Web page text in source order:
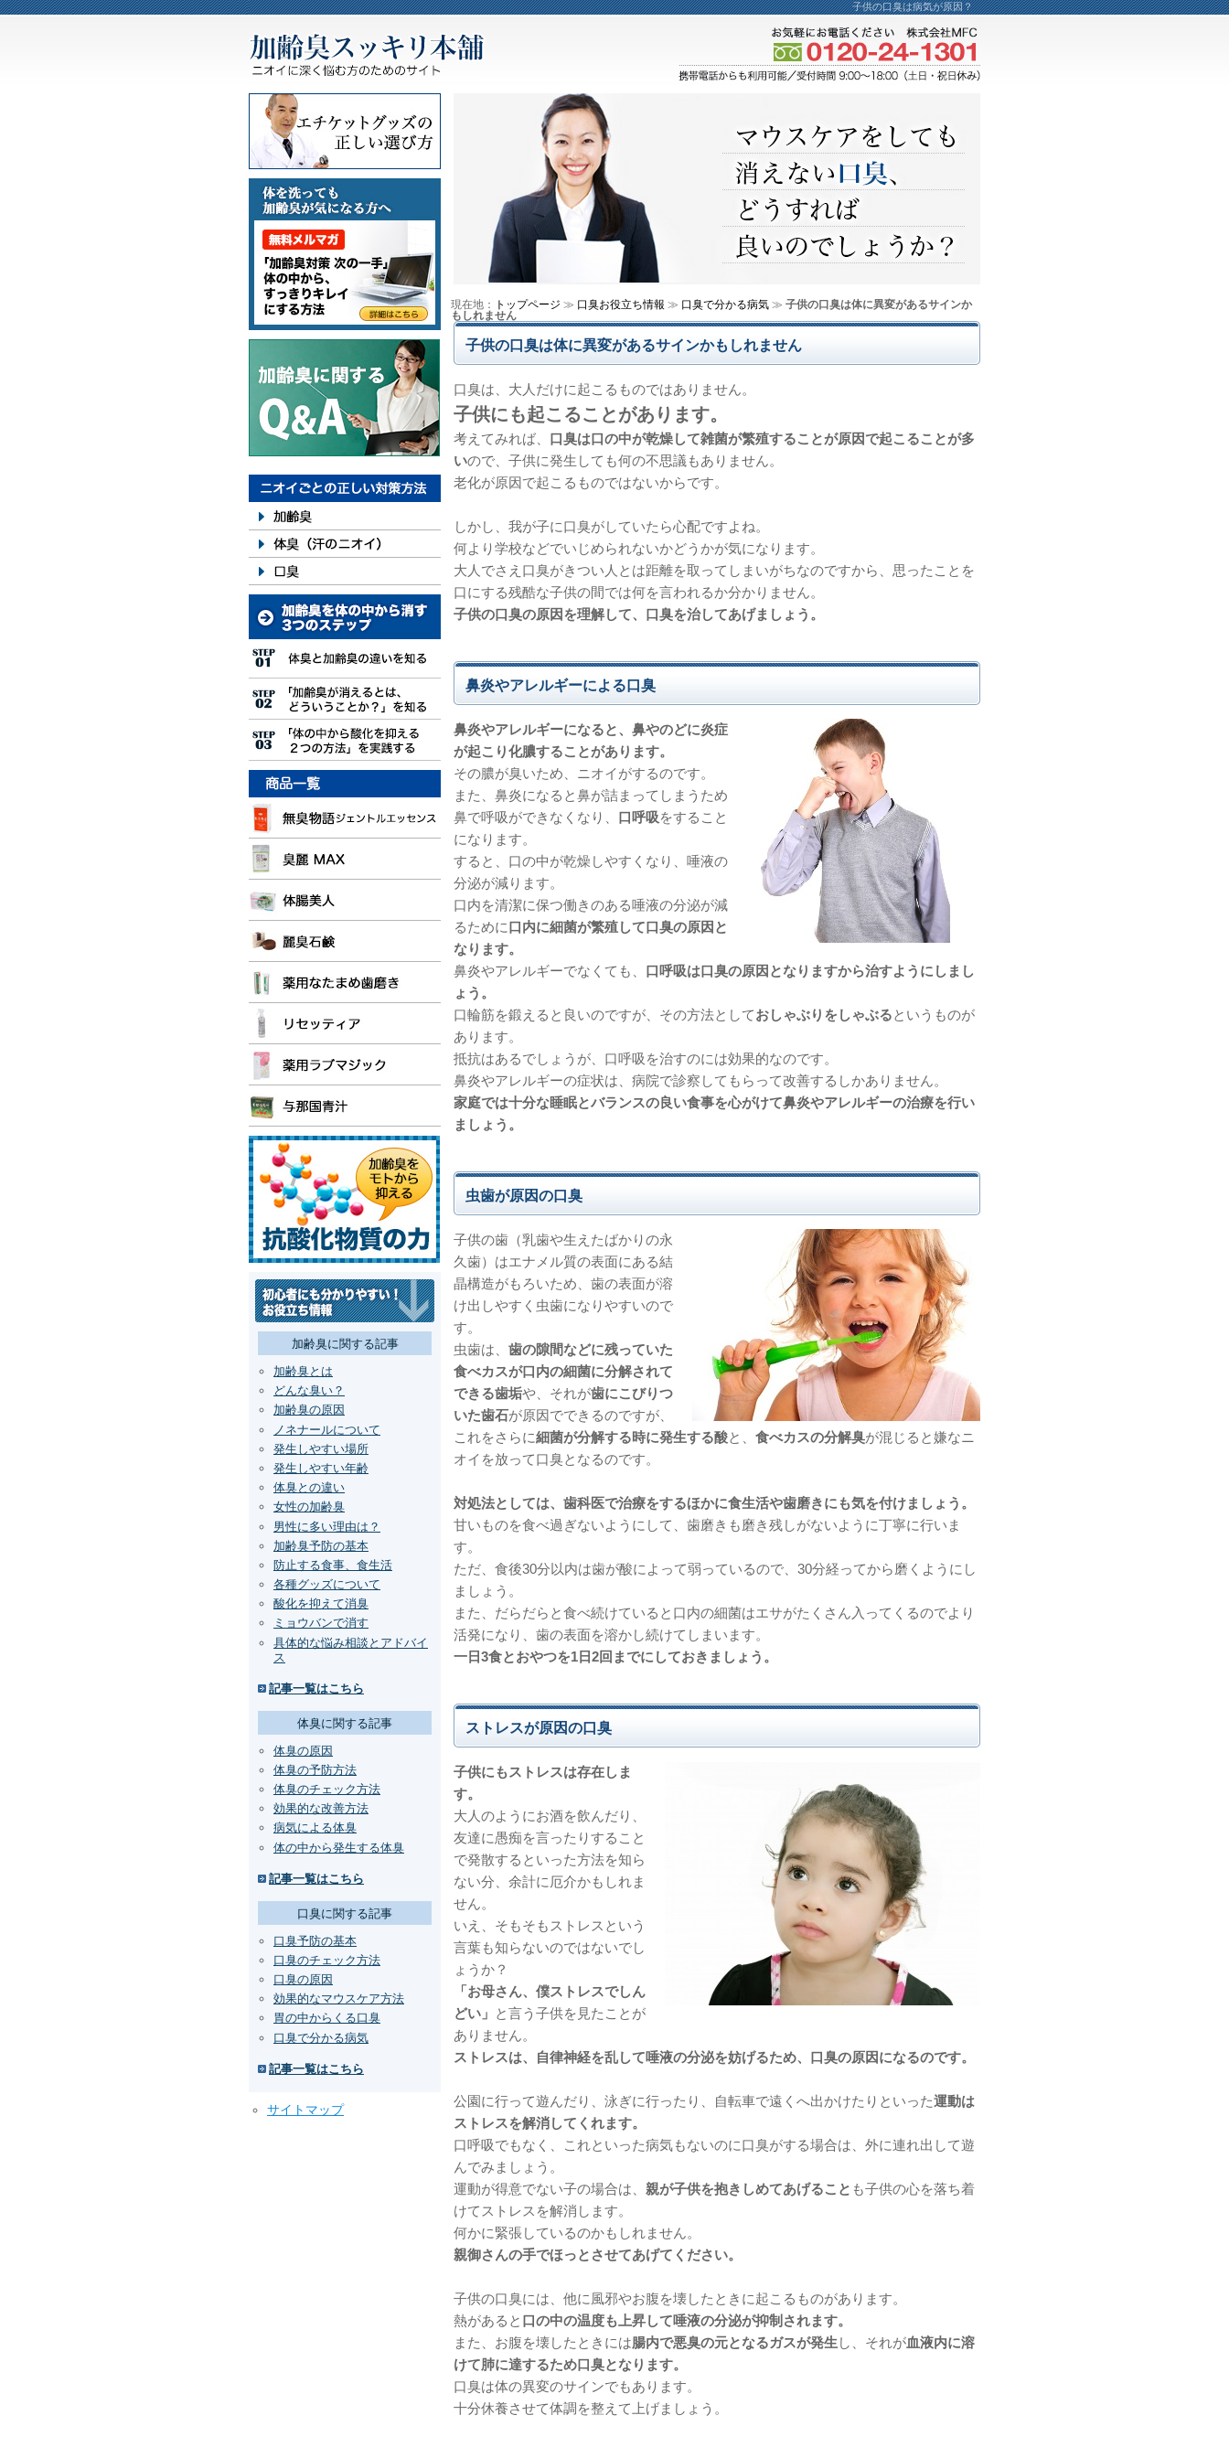
子供の口臭は病気が原因？
子供の口臭は体に異変があるサインかもしれません
口臭は、大人だけに起こるものではありません。
子供にも起こることがあります。
考えてみれば、 口臭は口の中が乾燥して雑菌が繁殖することが原因で起こることが多
いので、子供に発生しても何の不思議もありません。
老化が原因で起こるものではないからです。
しかし、我が子に口臭がしていたら心配ですよね。
何より学校などでいじめられないかどうかが気になります。
大人でさえ口臭がきつい人とは距離を取ってしまいがちなのですから、思ったことを
口にする残酷な子供の間では何を言われるか分かりません。
子供の口臭の原因を理解して、口臭を治してあげましょう。
鼻炎やアレルギーによる口臭
鼻炎やアレルギーになると、鼻やのどに炎症
が起こり化膿することがあります。
その膿が臭いため、ニオイがするのです。
また、鼻炎になると鼻が詰まってしまうため
鼻で呼吸ができなくなり、 口呼吸をすること
になります。
すると、口の中が乾燥しやすくなり、唾液の
分泌が減ります。
口内を清潔に保つ働きのある唾液の分泌が減
るために口内に細菌が繁殖して口臭の原因と
なります。
鼻炎やアレルギーでなくても、 口呼吸は口臭の原因となりますから治すようにしまし
ょう。
口輪筋を鍛えると良いのですが、その方法としておしゃぶりをしゃぶるというものが
あります。
抵抗はあるでしょうが、口呼吸を治すのには効果的なのです。
鼻炎やアレルギーの症状は、病院で診察してもらって改善するしかありません。
家庭では十分な睡眠とバランスの良い食事を心がけて鼻炎やアレルギーの治療を行い
ましょう。
虫歯が原因の口臭
子供の歯（乳歯や生えたばかりの永
久歯）はエナメル質の表面にある結
晶構造がもろいため、歯の表面が溶
け出しやすく虫歯になりやすいので
す。
虫歯は、 歯の隙間などに残っていた
食べカスが口内の細菌に分解されて
できる歯垢や、それが歯にこびりつ
いた歯石が原因でできるのですが、
これをさらに細菌が分解する時に発生する酸と、 食べカスの分解臭が混じると嫌なニ
オイを放って口臭となるのです。
対処法としては、歯科医で治療をするほかに食生活や歯磨きにも気を付けましょう。
甘いものを食べ過ぎないようにして、歯磨きも磨き残しがないように丁寧に行いま
す。
ただ、食後30分以内は歯が酸によって弱っているので、30分経ってから磨くようにし
ましょう。
また、だらだらと食べ続けていると口内の細菌はエサがたくさん入ってくるのでより
活発になり、歯の表面を溶かし続けてしまいます。
一日3食とおやつを1日2回までにしておきましょう。
ストレスが原因の口臭
子供にもストレスは存在しま
す。
大人のようにお酒を飲んだり、
友達に愚痴を言ったりすること
で発散するといった方法を知ら
ない分、余計に厄介かもしれま
せん。
いえ、そもそもストレスという
言葉も知らないのではないでし
ょうか？
「お母さん、僕ストレスでしん
どい」 と言う子供を見たことが
ありません。
ストレスは、自律神経を乱して唾液の分泌を妨げるため、口臭の原因になるのです。
公園に行って遊んだり、泳ぎに行ったり、自転車で遠くへ出かけたりといった運動は
ストレスを解消してくれます。
口呼吸でもなく、これといった病気もないのに口臭がする場合は、外に連れ出して遊
んでみましょう。
運動が得意でない子の場合は、 親が子供を抱きしめてあげること も子供の心を落ち着
けてストレスを解消します。
何かに緊張しているのかもしれません。
親御さんの手でほっとさせてあげてください。
子供の口臭には、他に風邪やお腹を壊したときに起こるものがあります。
熱があると 口の中の温度も上昇して唾液の分泌が抑制されます。
また、お腹を壊したときには腸内で悪臭の元となるガスが発生 し、それが血液内に溶
けて肺に達するため口臭となります。
口臭は体の異変のサインでもあります。
十分休養させて体調を整えて上げましょう。
加齢臭に関する記事
加齢臭とは
どんな臭い？
加齢臭の原因
ノネナールについて
発生しやすい場所
発生しやすい年齢
体臭との違い
女性の加齢臭
男性に多い理由は？
加齢臭予防の基本
防止する食事、食生活
各種グッズについて
酸化を抑えて消臭
ミョウバンで消す
具体的な悩み相談とアドバイ
ス
記事一覧はこちら
体臭に関する記事
体臭の原因
体臭の予防方法
体臭のチェック方法
効果的な改善方法
病気による体臭
体の中から発生する体臭
記事一覧はこちら
口臭に関する記事
口臭予防の基本
口臭のチェック方法
口臭の原因
効果的なマウスケア方法
胃の中からくる口臭
口臭で分かる病気
記事一覧はこちら
サイトマップ
現在地： トップページ ≫ 口臭お役立ち情報 ≫ 口臭で分かる病気 ≫ 子供の口臭は体に異変があるサインか
もしれません